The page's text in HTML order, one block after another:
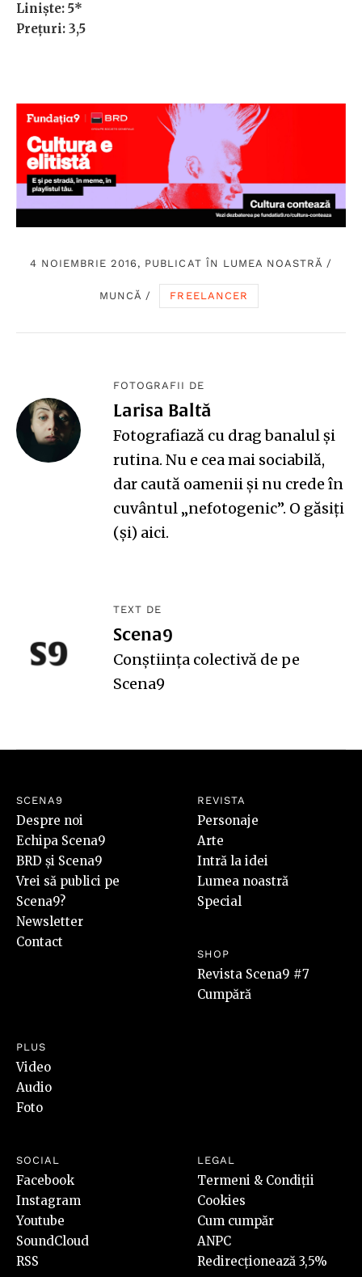
Liniște: 5*
Prețuri: 3,5
4 NOIEMBRIE 2016, PUBLICAT ÎN LUMEA NOASTRĂ /
MUNCĂ / FREELANCER
FOTOGRAFII DE
Larisa Baltă
Fotografiază cu drag banalul și
rutina. Nu e cea mai sociabilă,
dar caută oamenii și nu crede în
cuvântul „nefotogenic”. O găsiți
(și) aici.
TEXT DE
Scena9
Conștiința colectivă de pe
Scena9
SCENA9
Despre noi
Echipa Scena9
BRD și Scena9
Vrei să publici pe
Scena9?
Newsletter
Contact
REVISTA
Personaje
Arte
Intră la idei
Lumea noastră
Special
SHOP
Revista Scena9 #7
Cumpără
PLUS
Video
Audio
Foto
SOCIAL
Facebook
Instagram
Youtube
SoundCloud
RSS
LEGAL
Termeni & Condiții
Cookies
Cum cumpăr
ANPC
Redirecționează 3,5%